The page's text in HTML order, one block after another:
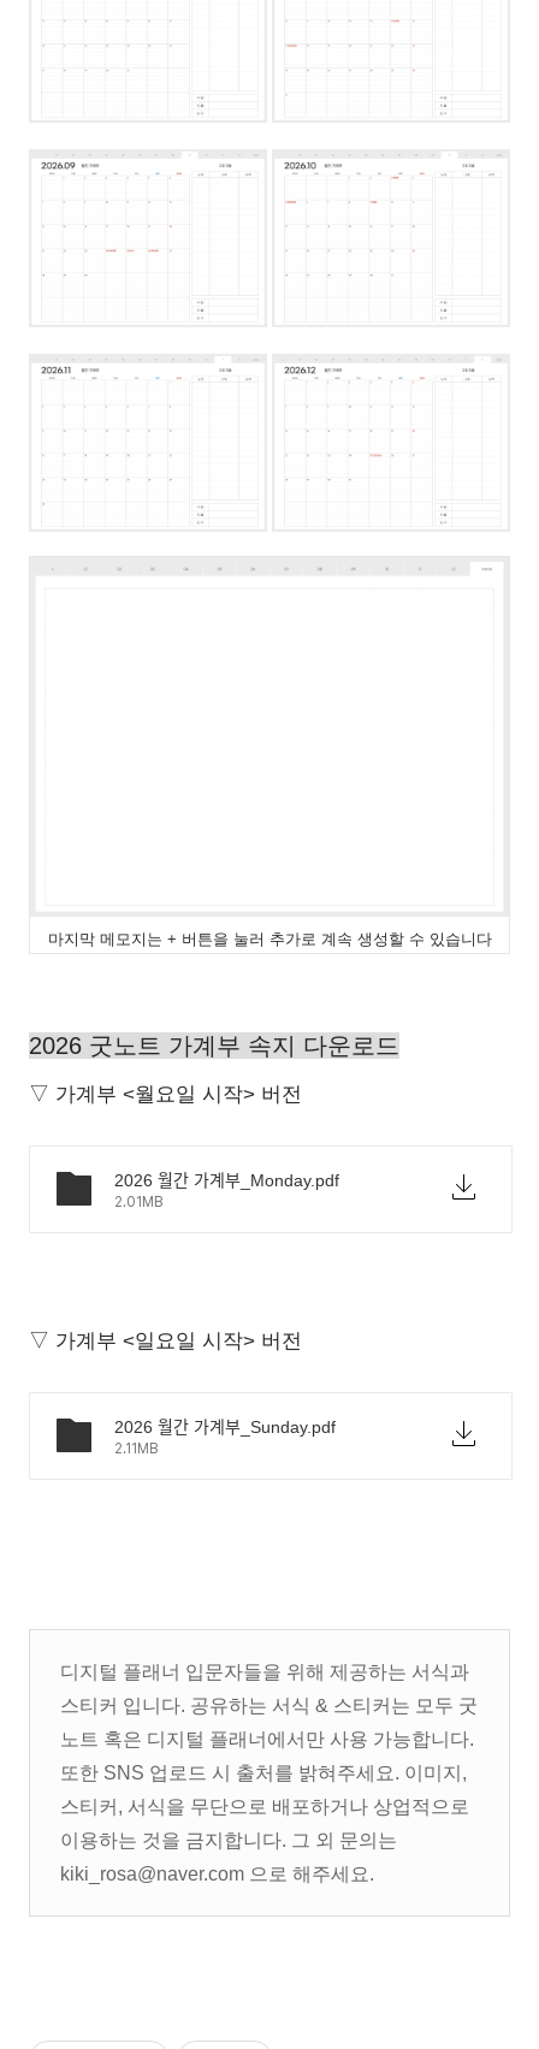
마지막 메모지는 + 버튼을 눌러 추가로 계속 생성할 수 있습니다
2026 굿노트 가계부 속지 다운로드
▽ 가계부 <월요일 시작> 버전
2026 월간 가계부_Monday.pdf
2.01MB
▽ 가계부 <일요일 시작> 버전
2026 월간 가계부_Sunday.pdf
2.11MB
디지털 플래너 입문자들을 위해 제공하는 서식과
스티커 입니다. 공유하는 서식 & 스티커는 모두 굿
노트 혹은 디지털 플래너에서만 사용 가능합니다.
또한 SNS 업로드 시 출처를 밝혀주세요. 이미지,
스티커, 서식을 무단으로 배포하거나 상업적으로
이용하는 것을 금지합니다. 그 외 문의는
kiki_rosa@naver.com 으로 해주세요.